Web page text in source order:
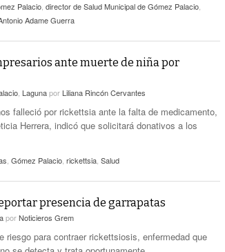
Palacio director de Salud Municipal de Gómez Palacio
Adame Guerra
ante muerte de niña por
Lagunapor Liliana Rincón Cervantes
falleció por rickettsia ante la falta de medicamento,
Herrera, indicó que solicitará donativos a los
Gómez Palacio rickettsia Salud
presencia de garrapatas
porNoticieros Grem
riesgo para contraer rickettsiosis, enfermedad que